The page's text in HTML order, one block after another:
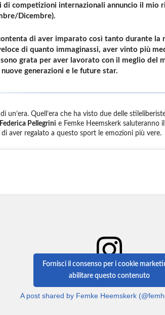
di competizioni internazionali annuncio il mio
Dicembre).
di aver imparato così tanto durante la
di quanto immaginassi, aver vinto più
grata per aver lavorato con il meglio del
generazioni e le future star.
un’era. Quell’era che ha visto due delle
Federica Pellegrini e Femke Heemskerk saluteranno
di aver regalato a questo sport le emozioni più vere.
A post shared by Femke Heemskerk
Fornisci il consenso per i cookie
abilitare questo contenuto